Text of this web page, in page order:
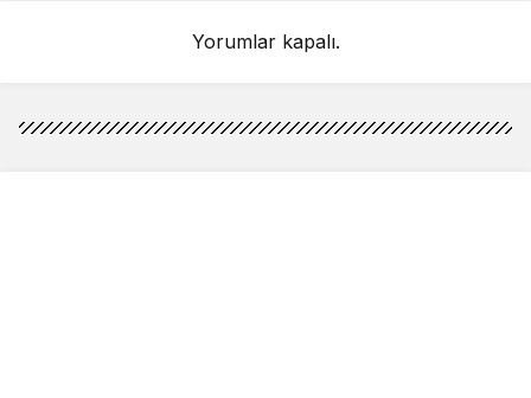
Yorumlar kapalı.